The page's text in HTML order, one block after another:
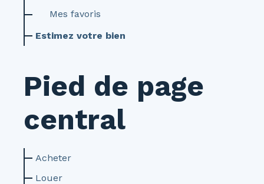
Mes favoris
Estimez votre bien
Pied de page
central
Acheter
Louer